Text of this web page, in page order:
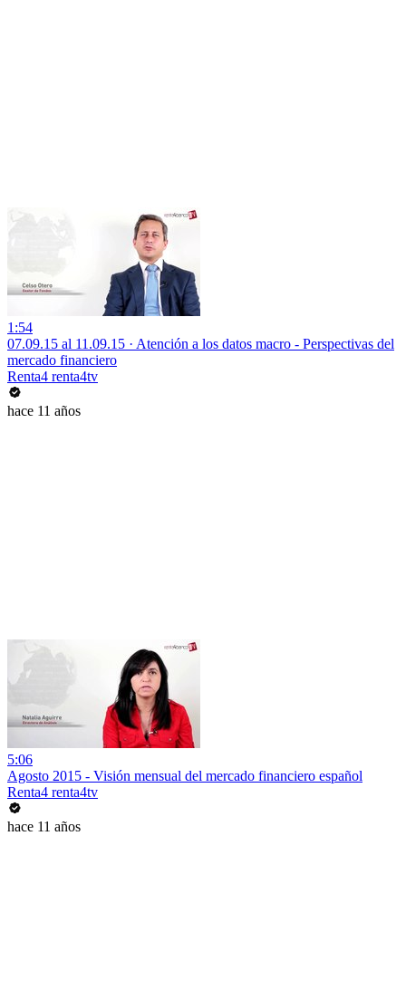
1:54
07.09.15 al 11.09.15 · Atención a los datos macro - Perspectivas del
mercado financiero
Renta4 renta4tv
hace 11 años
5:06
Agosto 2015 - Visión mensual del mercado financiero español
Renta4 renta4tv
hace 11 años